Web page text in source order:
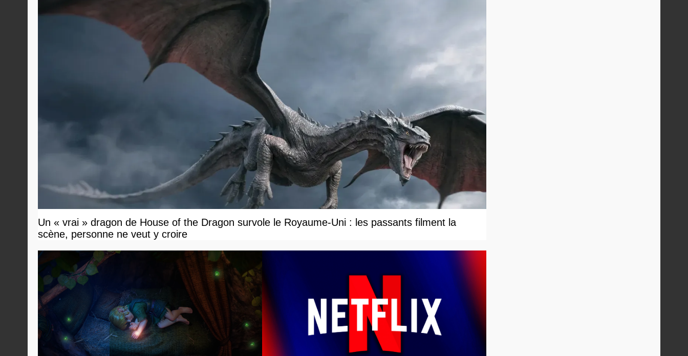
Un « vrai » dragon de House of the Dragon survole le Royaume-Uni : les passants filment la
scène, personne ne veut y croire